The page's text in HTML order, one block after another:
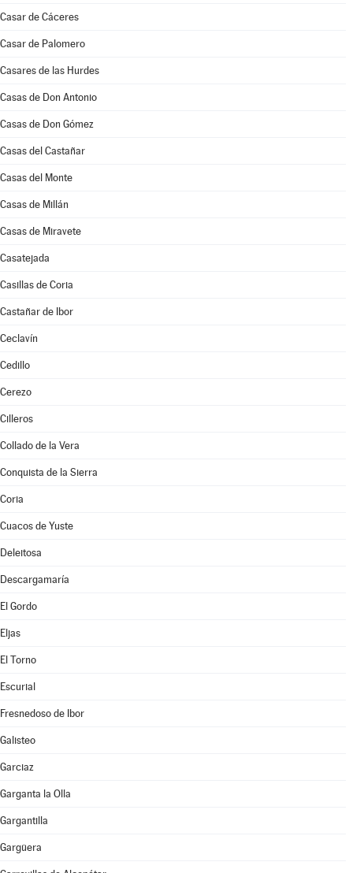
Casar de Cáceres
Casar de Palomero
Casares de las Hurdes
Casas de Don Antonio
Casas de Don Gómez
Casas del Castañar
Casas del Monte
Casas de Millán
Casas de Miravete
Casatejada
Casillas de Coria
Castañar de Ibor
Ceclavín
Cedillo
Cerezo
Cilleros
Collado de la Vera
Conquista de la Sierra
Coria
Cuacos de Yuste
Deleitosa
Descargamaría
El Gordo
Eljas
El Torno
Escurial
Fresnedoso de Ibor
Galisteo
Garciaz
Garganta la Olla
Gargantilla
Gargüera